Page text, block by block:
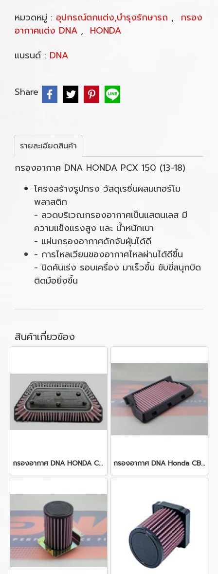
หมวดหมู่ : อุปกรณ์ตกแต่ง,บำรุงรักษารถ , กรอง
อากาศแต่ง DNA , HONDA
แบรนด์ : DNA
Share
รายละเอียดสินค้า
กรองอากาศ DNA HONDA PCX 150 (13-18)
โครงสร้างรูปทรง วัสดุเรซิ่นผสมเทอร์โม
พลาสติก
- ลวดบริเวณกรองอากาศเป็นแสตนเลส มี
ความแข็งแรงสูง และ น้ำหนักเบา
- แผ่นกรองอากาศดักจับฝุ่นได้ดี
- การไหลเวียนของอากาศไหลผ่านได้ดีขึ้น
- บิดคันเร่ง รอบเครื่อง มาเร็วขึ้น ขับขี่สนุกบิด
ติดมือยิ่งขึ้น
สินค้าเกี่ยวข้อง
กรองอากาศ DNA HONDA CBR 1000RR (17-19) CBR 1000RR SP (17-19) กรองอากาศ DNA Honda CBR1000RR (08-16)